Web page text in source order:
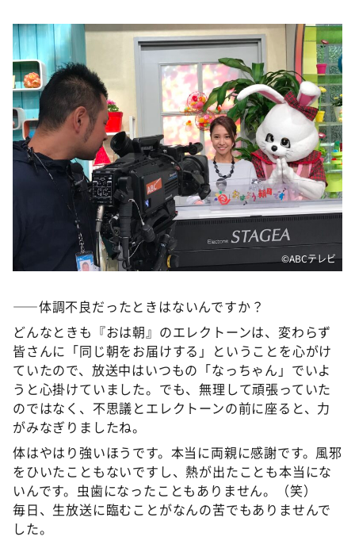
©️ABCテレビ
――体調不良だったときはないんですか？
どんなときも『おは朝』のエレクトーンは、変わらず
皆さんに「同じ朝をお届けする」ということを心がけ
ていたので、放送中はいつもの「なっちゃん」でいよ
うと心掛けていました。でも、無理して頑張っていた
のではなく、不思議とエレクトーンの前に座ると、力
がみなぎりましたね。
体はやはり強いほうです。本当に両親に感謝です。風邪
をひいたこともないですし、熱が出たことも本当にな
いんです。虫歯になったこともありません。（笑）
毎日、生放送に臨むことがなんの苦でもありませんで
した。